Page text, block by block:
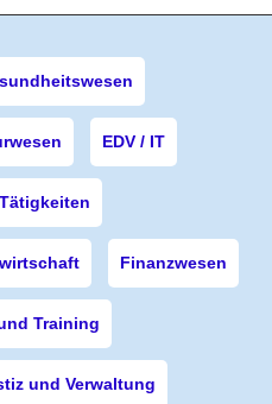
EDV / IT
Finanzwesen
Training
und Verwaltung